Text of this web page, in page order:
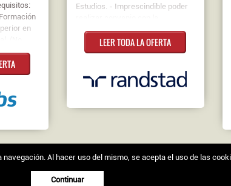
en
tipo
Estudios. - Imprescindible poder
universidad o centro de estudios
Competencias necesarias para el
puesto: - Facilidad para el
en equipo. - Motivación. - Buena
actitud para el desempeño de las
beneficios puedes tener si optas
incorporación al finalizar el
convenio. - Prácticas formativas
(posibilidad de crecimiento). - Se
LEER TODA LA OFERTA
Al hacer uso del mismo, se acepta el uso de las
Continuar